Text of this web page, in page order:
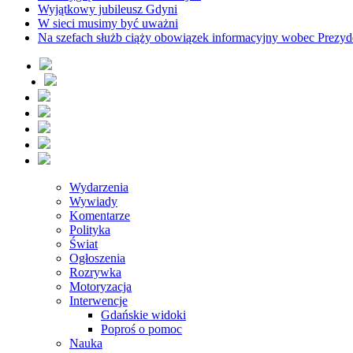
Wyjątkowy jubileusz Gdyni
W sieci musimy być uważni
Na szefach służb ciąży obowiązek informacyjny wobec
Wydarzenia
Wywiady
Komentarze
Polityka
Świat
Ogłoszenia
Rozrywka
Motoryzacja
Interwencje
Gdańskie widoki
Poproś o pomoc
Nauka